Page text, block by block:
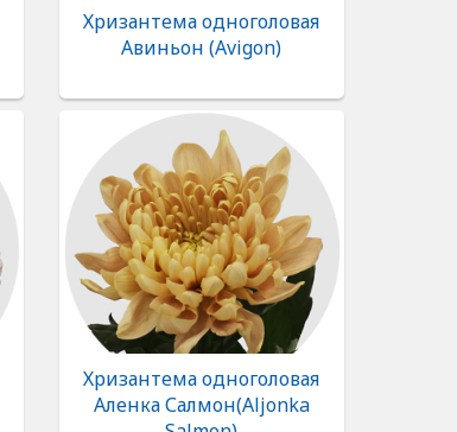
Хризантема одноголовая
Авиньон (Avigon)
Хризантема одноголовая
Аленка Салмон(Aljonka